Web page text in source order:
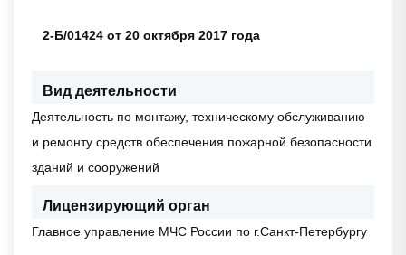
2-Б/01424 от 20 октября 2017 года
Вид деятельности
Деятельность по монтажу, техническому обслуживанию
и ремонту средств обеспечения пожарной безопасности
зданий и сооружений
Лицензирующий орган
Главное управление МЧС России по г.Санкт-Петербургу